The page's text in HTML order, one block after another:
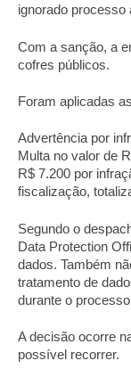
ignorado processo
Com a sanção, a
cofres públicos.
Foram aplicadas
Advertência por
Multa no valor de
R$ 7.200 por
fiscalização,
Segundo o
Data Protection
dados. Também
tratamento de
durante o
A decisão ocorre
possível recorrer.